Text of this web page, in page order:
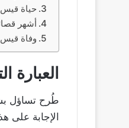
حياة قيس
أشهر
وفاة قيس
العبارة
طُرح تساؤل
الإجابة على